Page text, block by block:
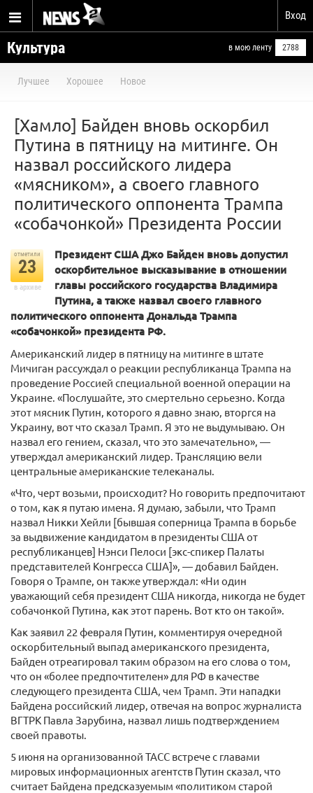
Вход
Культура в мою ленту 2788
Лучшее Хорошее Новое
[Хамло] Байден вновь оскорбил
Путина в пятницу на митинге. Он
назвал российского лидера
«мясником», а своего главного
политического оппонента Трампа
«собачонкой» Президента России
отметили
23
в архиве
Президент США Джо Байден вновь допустил
оскорбительное высказывание в отношении
главы российского государства Владимира
Путина, а также назвал своего главного
политического оппонента Дональда Трампа
«собачонкой» президента РФ.
Американский лидер в пятницу на митинге в штате
Мичиган рассуждал о реакции республиканца Трампа на
проведение Россией специальной военной операции на
Украине. «Послушайте, это смертельно серьезно. Когда
этот мясник Путин, которого я давно знаю, вторгся на
Украину, вот что сказал Трамп. Я это не выдумываю. Он
назвал его гением, сказал, что это замечательно», —
утверждал американский лидер. Трансляцию вели
центральные американские телеканалы.
«Что, черт возьми, происходит? Но говорить предпочитают
о том, как я путаю имена. Я думаю, забыли, что Трамп
назвал Никки Хейли [бывшая соперница Трампа в борьбе
за выдвижение кандидатом в президенты США от
республиканцев] Нэнси Пелоси [экс-спикер Палаты
представителей Конгресса США]», — добавил Байден.
Говоря о Трампе, он также утверждал: «Ни один
уважающий себя президент США никогда, никогда не будет
собачонкой Путина, как этот парень. Вот кто он такой».
Как заявил 22 февраля Путин, комментируя очередной
оскорбительный выпад американского президента,
Байден отреагировал таким образом на его слова о том,
что он «более предпочтителен» для РФ в качестве
следующего президента США, чем Трамп. Эти нападки
Байдена российский лидер, отвечая на вопрос журналиста
ВГТРК Павла Зарубина, назвал лишь подтверждением
своей правоты.
5 июня на организованной ТАСС встрече с главами
мировых информационных агентств Путин сказал, что
считает Байдена предсказуемым «политиком старой